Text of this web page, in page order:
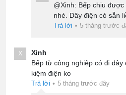
@Xinh: Bếp chịu
nhé. Dây điện có sẵn
Trả lời • 5 tháng trước
X
Xinh
Bếp từ công nghiệp có đi
kiệm điện ko
Trả lời • 5 tháng trước đây